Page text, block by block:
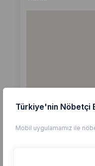
Türkiye'nin Nöbetçi
Mobil uygulamamız ile